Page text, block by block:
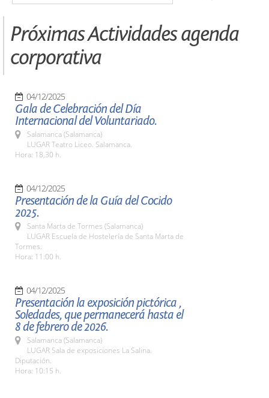
Próximas Actividades agenda
corporativa
04/12/2025
Gala de Celebración del Día
Internacional del Voluntariado.
Salamanca (Salamanca)
LUGAR Teatro Liceo. Salamanca.
Hora: 18,30 h.
04/12/2025
Presentación de la Guía del Cocido
2025.
Santa Marta de Tormes (Salamanca)
LUGAR Escuela de Hostelería de Santa Marta de
Tormes.
Hora: 11:00 h.
04/12/2025
Presentación la exposición pictórica ,
Soledades, que permanecerá hasta el
8 de febrero de 2026.
Salamanca (Salamanca)
LUGAR Sala de exposiciones La Salina.
Diputación.
Hora: 10:15 h.